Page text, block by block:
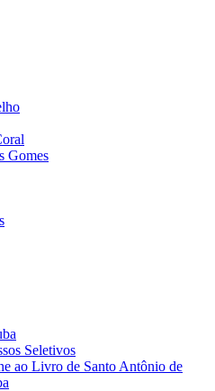
Gomes
Seletivos
ao Livro de Santo Antônio de